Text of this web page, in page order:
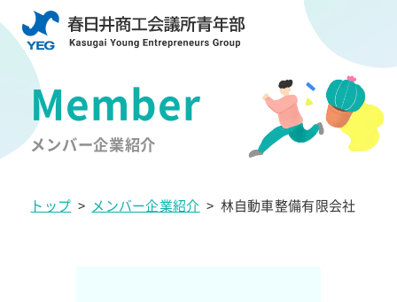
メンバー企業紹介
トップ > メンバー企業紹介 > 林自動車整備有限会社